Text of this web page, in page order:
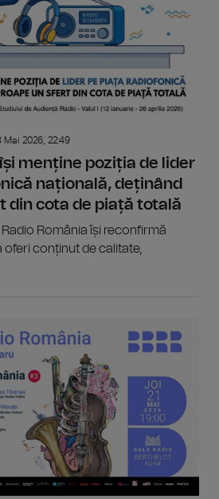
Mai 2026, 22:49
menține poziția de lider
națională, deținând
din cota de piață totală
România își reconfirmă
oferi conținut de calitate,